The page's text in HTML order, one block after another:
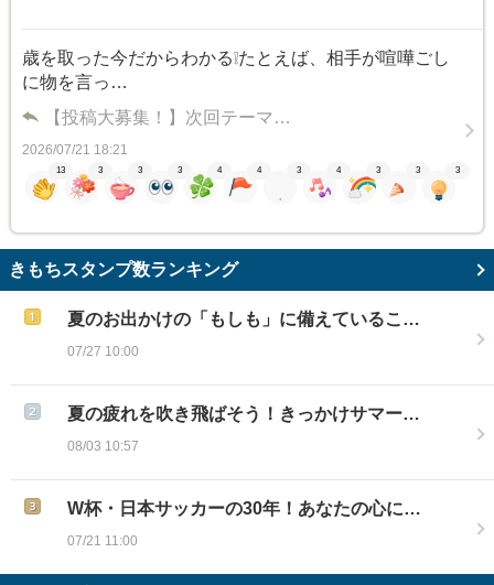
歳を取った今だからわかる❕たとえば、相手が喧嘩ごし
に物を言っ…
【投稿大募集！】次回テーマ…
2026/07/21 18:21
13 3 3 3 4 4 3 4 3 3 3
きもちスタンプ数ランキング
夏のお出かけの「もしも」に備えているこ…
07/27 10:00
夏の疲れを吹き飛ばそう！きっかけサマー…
08/03 10:57
W杯・日本サッカーの30年！あなたの心に…
07/21 11:00